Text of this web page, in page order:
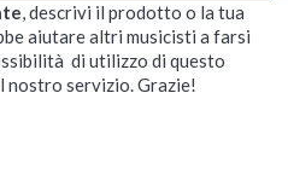
, descrivi il prodotto o la tua
aiutare altri musicisti a farsi
di utilizzo di questo
nostro servizio. Grazie!